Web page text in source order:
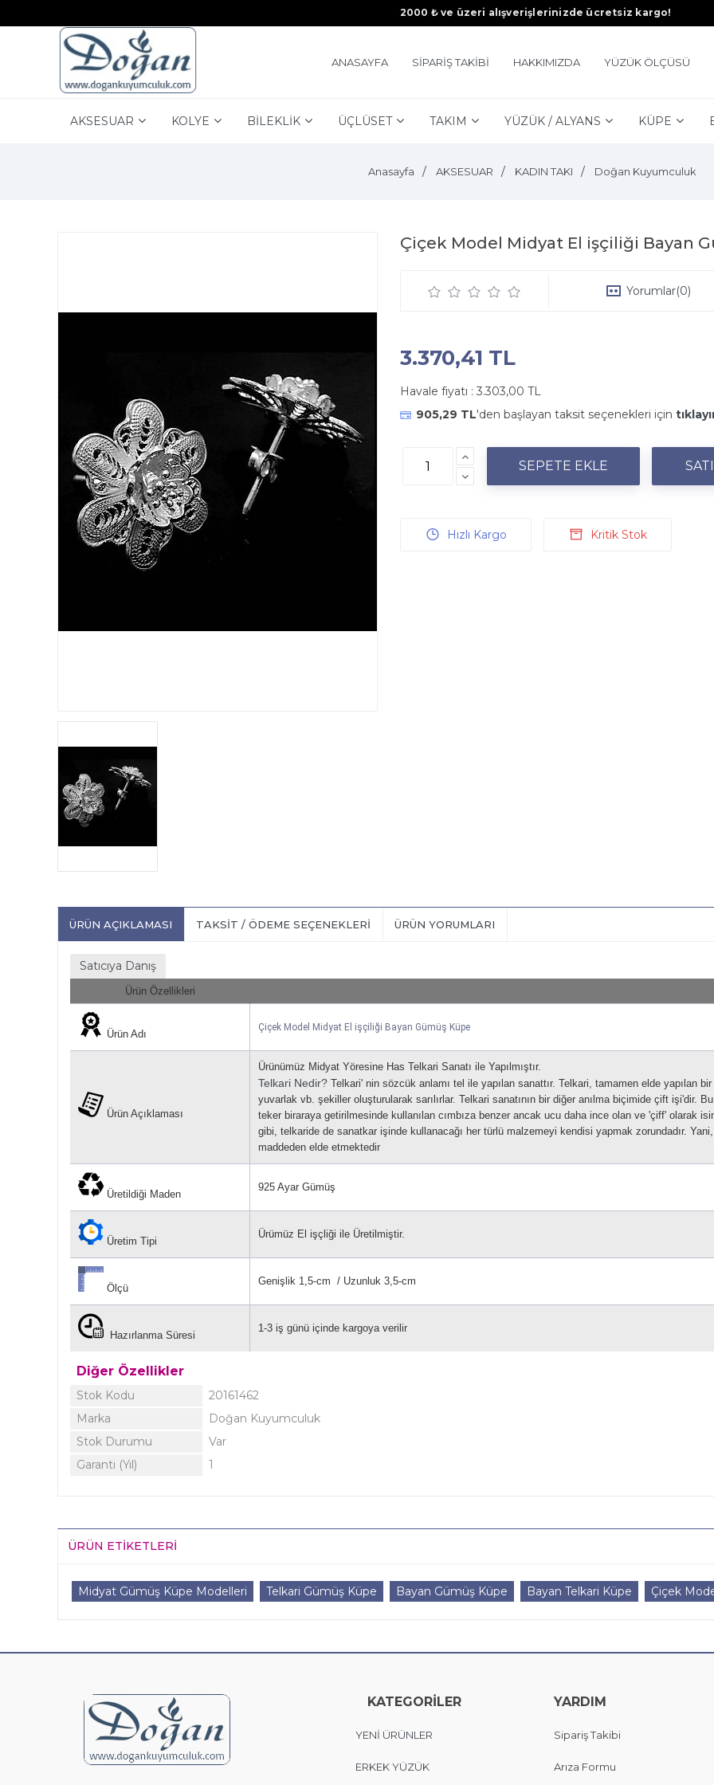
2000 ₺ ve üzeri alışverişlerinizde ücretsiz kargo!
ANASAYFA SİPARİŞ TAKİBİ HAKKIMIZDA YÜZÜK ÖLÇÜSÜ
AKSESUAR KOLYE BİLEKLİK ÜÇLÜSET TAKIM YÜZÜK / ALYANS KÜPE
Anasayfa AKSESUAR KADIN TAKI Doğan Kuyumculuk
Çiçek Model Midyat El işçiliği Bayan
Yorumlar(0)
3.370,41 TL
Havale fiyatı : 3.303,00 TL
905,29 TL'den başlayan taksit seçenekleri için
ÜRÜN AÇIKLAMASI TAKSIT / ÖDEME SEÇENEKLERI ÜRÜN YORUMLARI
Satıcıya Danış
Ürün Özellikleri
Ürün Adı
Çiçek Model Midyat El işçiliği Bayan Gümüş Küpe
Ürün Açıklaması
Ürünümüz Midyat Yöresine Has Telkari Sanatı ile Yapılmıştır.
Telkari Nedir? Telkari' nin sözcük anlamı tel ile yapılan sanattır. Telkari, tamamen elde yapılan
yuvarlak vb. şekiller oluşturularak sarılırlar. Telkari sanatının bir diğer anılma biçimide çift işi'dir.
teker biraraya getirilmesinde kullanılan cımbıza benzer ancak ucu daha ince olan ve 'çiff' olarak
gibi, telkaride de sanatkar işinde kullanacağı her türlü malzemeyi kendisi yapmak zorundadır.
maddeden elde etmektedir
Üretildiği Maden
925 Ayar Gümüş
Üretim Tipi
Ürümüz El işçliği ile Üretilmiştir.
Ölçü
Genişlik 1,5-cm / Uzunluk 3,5-cm
Hazırlanma Süresi
1-3 iş günü içinde kargoya verilir
Diğer Özellikler
Stok Kodu
20161462
Marka
Doğan Kuyumculuk
Stok Durumu
Var
Garanti (Yıl)
1
ÜRÜN ETIKETLERI
Midyat Gümüş Küpe Modelleri Telkari Gümüş Küpe Bayan Gümüş Küpe Bayan Telkari Küpe Çiçek
KATEGORİLER
YENİ ÜRÜNLER
ERKEK YÜZÜK
YARDIM
Sipariş Takibi
Arıza Formu